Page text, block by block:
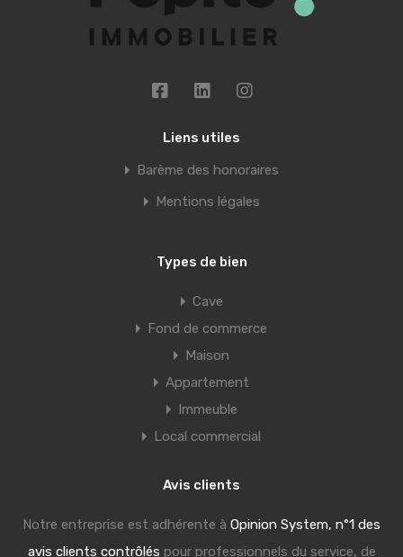
Liens utiles
Barème des honoraires
Mentions légales
Types de bien
Cave
Fond de commerce
Maison
Appartement
Immeuble
Local commercial
Avis clients
Notre entreprise est adhérente à Opinion System, n°1 des
avis clients contrôlés pour professionnels du service, de